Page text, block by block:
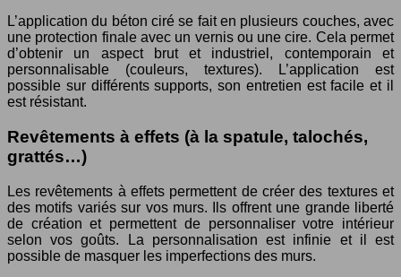
L’application du béton ciré se fait en plusieurs couches, avec
une protection finale avec un vernis ou une cire. Cela permet
d’obtenir un aspect brut et industriel, contemporain et
personnalisable (couleurs, textures). L’application est
possible sur différents supports, son entretien est facile et il
est résistant.
Revêtements à effets (à la spatule, talochés,
grattés…)
Les revêtements à effets permettent de créer des textures et
des motifs variés sur vos murs. Ils offrent une grande liberté
de création et permettent de personnaliser votre intérieur
selon vos goûts. La personnalisation est infinie et il est
possible de masquer les imperfections des murs.